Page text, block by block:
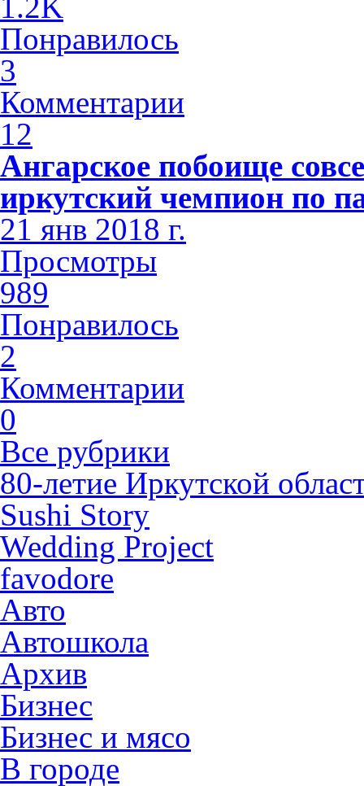
Понравилось
3
Комментарии
12
Ангарское побоище
иркутский чемпион по
21 янв 2018 г.
Просмотры
989
Понравилось
2
Комментарии
0
Все рубрики
80-летие Иркутской
Sushi Story
Wedding Project
favodore
Авто
Автошкола
Архив
Бизнес
Бизнес и мясо
В городе